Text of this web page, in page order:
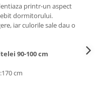
printr-un aspect
dormitorului.
iar culorile sale dau o
90-100 cm
cm